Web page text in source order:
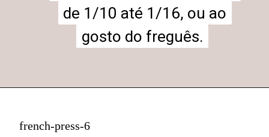
de 1/10 até 1/16, ou ao
gosto do freguês.
de 1/10 até 1/16, ou ao
gosto do freguês.
french-press-6